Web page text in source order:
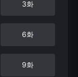
3화
6화
9화